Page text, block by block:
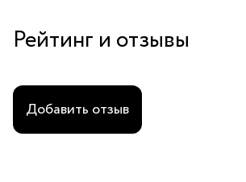
Рейтинг и отзывы
Добавить отзыв